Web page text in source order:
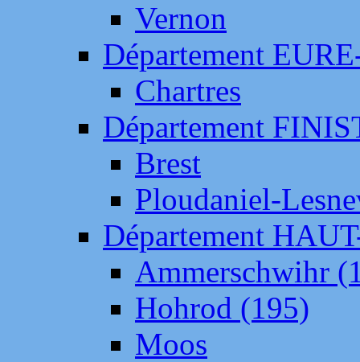
Vernon
Département
Chartres
Département
Brest
Ploudaniel-
Département
Ammerschwihr
Hohrod (195)
Moos